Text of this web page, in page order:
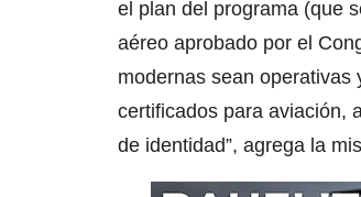
el plan del programa (que
aéreo aprobado por el
modernas sean operativas
certificados para aviación,
de identidad”, agrega la